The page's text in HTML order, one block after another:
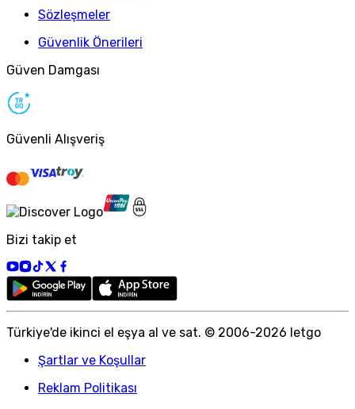
Sözleşmeler
Güvenlik Önerileri
Güven Damgası
Güvenli Alışveriş
Bizi takip et
Türkiye'de ikinci el eşya al ve sat. © 2006-2026 letgo
Şartlar ve Koşullar
Reklam Politikası